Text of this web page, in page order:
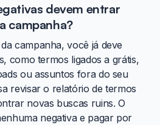
devem entrar
campanha?
campanha, você já deve
como termos ligados a grátis,
ou assuntos fora do seu
revisar o relatório de termos
novas buscas ruins. O
negativa e pagar por